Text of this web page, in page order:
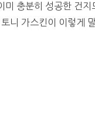
충분히 성공한 건
니 가스킨이 이렇게